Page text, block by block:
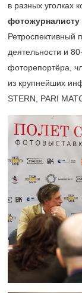
в разных уголках
Ретроспективный
деятельности и
фоторепортёра,
из крупнейших
STERN, PARI